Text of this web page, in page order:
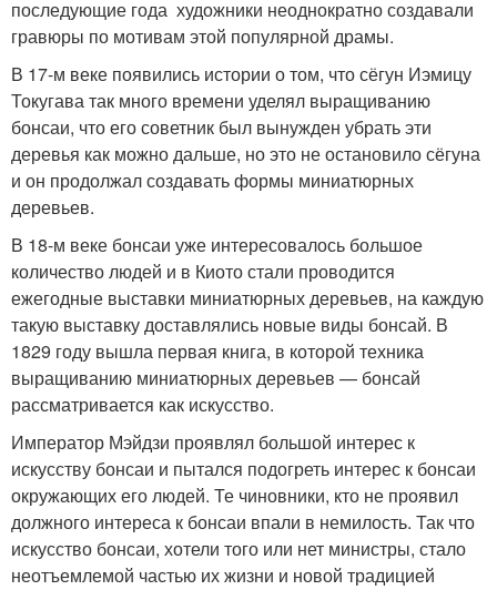
последующие года художники неоднократно создавали
гравюры по мотивам этой популярной драмы.
В 17-м веке появились истории о том, что сёгун Иэмицу
Токугава так много времени уделял выращиванию
бонсаи, что его советник был вынужден убрать эти
деревья как можно дальше, но это не остановило сёгуна
и он продолжал создавать формы миниатюрных
деревьев.
В 18-м веке бонсаи уже интересовалось большое
количество людей и в Киото стали проводится
ежегодные выставки миниатюрных деревьев, на каждую
такую выставку доставлялись новые виды бонсай. В
1829 году вышла первая книга, в которой техника
выращиванию миниатюрных деревьев — бонсай
рассматривается как искусство.
Император Мэйдзи проявлял большой интерес к
искусству бонсаи и пытался подогреть интерес к бонсаи
окружающих его людей. Те чиновники, кто не проявил
должного интереса к бонсаи впали в немилость. Так что
искусство бонсаи, хотели того или нет министры, стало
неотъемлемой частью их жизни и новой традицией